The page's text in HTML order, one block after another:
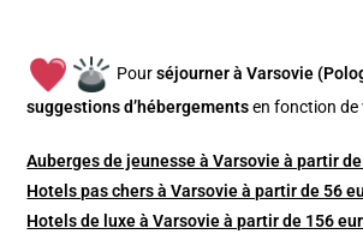
Pourséjourner à Varsovie
suggestions d’hébergements en fonction de
Auberges de jeunesse à Varsovie à partir
Hotels pas chers à Varsovie à partir de 56
Hotels de luxe à Varsovie à partir de 156